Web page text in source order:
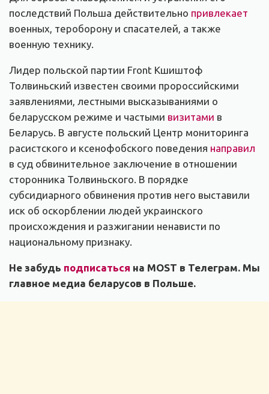
последствий Польша действительно привлекает
военных, тероборону и спасателей, а также
военную технику.
Лидер польской партии Front Кшиштоф
Толвиньский известен своими пророссийскими
заявлениями, лестными высказываниями о
беларусском режиме и частыми визитами в
Беларусь. В августе польский Центр мониторинга
расистского и ксенофобского поведения направил
в суд обвинительное заключение в отношении
сторонника Толвиньского. В порядке
субсидиарного обвинения против него выставили
иск об оскорблении людей украинского
происхождения и разжигании ненависти по
национальному признаку.
Не забудь подписаться на MOST в Телеграм. Мы
главное медиа беларусов в Польше.